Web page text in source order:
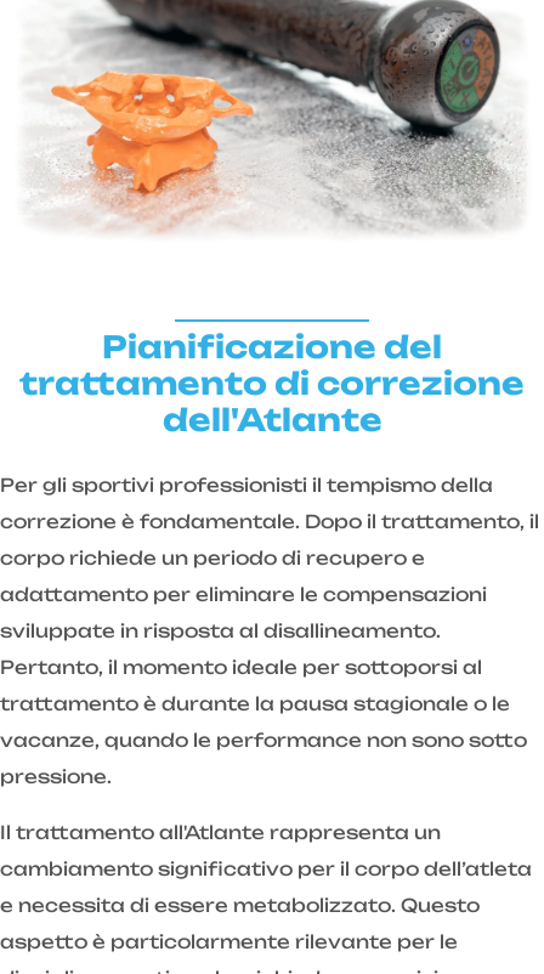
Pianificazione del
trattamento di correzione
dell'Atlante
Per gli sportivi professionisti il tempismo della
correzione è fondamentale. Dopo il trattamento, il
corpo richiede un periodo di recupero e
adattamento per eliminare le compensazioni
sviluppate in risposta al disallineamento.
Pertanto, il momento ideale per sottoporsi al
trattamento è durante la pausa stagionale o le
vacanze, quando le performance non sono sotto
pressione.
Il trattamento all'Atlante rappresenta un
cambiamento significativo per il corpo dell’atleta
e necessita di essere metabolizzato. Questo
aspetto è particolarmente rilevante per le